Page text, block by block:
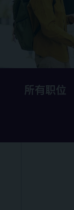
所有职位